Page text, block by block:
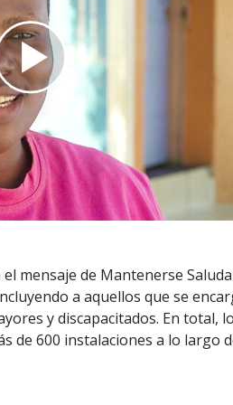
Play
Video
mensaje de Mantenerse
a aquellos que se
y discapacitados. En total,
de 600 instalaciones a lo largo